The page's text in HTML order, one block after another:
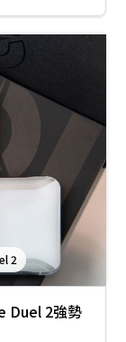
2
Duel 2強勢